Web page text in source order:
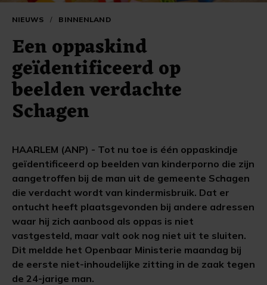
NIEUWS / BINNENLAND
Een oppaskind
geïdentificeerd op
beelden verdachte
Schagen
HAARLEM (ANP) - Tot nu toe is één oppaskindje
geïdentificeerd op beelden van kinderporno die zijn
aangetroffen bij de man uit de gemeente Schagen
die verdacht wordt van kindermisbruik. Dat er
ontucht heeft plaatsgevonden bij andere adressen
waar hij zich aanbood als oppas is niet
vastgesteld, maar valt ook nog niet uit te sluiten.
Dit meldde het Openbaar Ministerie maandag bij
de eerste niet-inhoudelijke zitting in de zaak tegen
de 24-jarige man.